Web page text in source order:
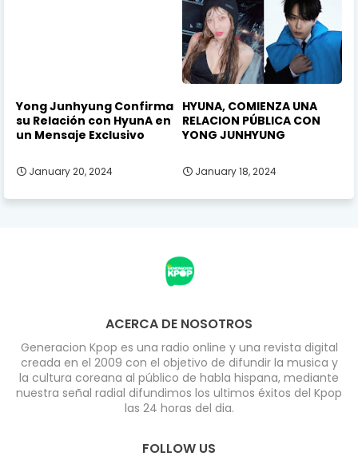
Yong Junhyung Confirma
su Relación con HyunA en
un Mensaje Exclusivo
January 20, 2024
HYUNA, COMIENZA UNA
RELACION PÚBLICA CON
YONG JUNHYUNG
January 18, 2024
ACERCA DE NOSOTROS
Generacion Kpop es una radio online y una revista digital
creada en el 2009 con el objetivo de difundir la musica y
la cultura coreana al público de habla hispana, mediante
nuestra señal radial difundimos los ultimos éxitos del Kpop
las 24 horas del dia.
FOLLOW US